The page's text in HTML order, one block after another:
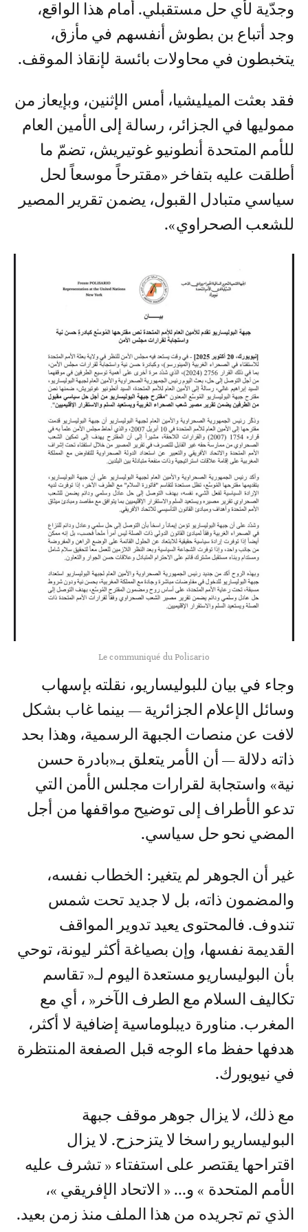
وجدّية لأي حل مستقبلي. أمام هذا الواقع،
وجد أتباع بن بطوش أنفسهم في مأزق،
يتخبطون في محاولات بائسة لإنقاذ الموقف.
فقد بعثت الميليشيا، أمس الإثنين، وبإيعاز من
مموليها في الجزائر، رسالة إلى الأمين العام
للأمم المتحدة أنطونيو غوتيريش، تضمّ ما
أطلقت عليه بتفاخر «مقترحاً موسعاً لحل
سياسي متبادل القبول، يضمن تقرير المصير
للشعب الصحراوي».
Le communiqué du Polisario
وجاء في بيان للبوليساريو، نقلته بإسهاب
وسائل الإعلام الجزائرية — بينما غاب بشكل
لافت عن منصات الجبهة الرسمية، وهذا بحد
ذاته دلالة — أن الأمر يتعلق بـ«بادرة حسن
نية» واستجابة لقرارات مجلس الأمن التي
تدعو الأطراف إلى توضيح مواقفها من أجل
المضي نحو حل سياسي.
غير أن الجوهر لم يتغير: الخطاب نفسه،
والمضمون ذاته، بل لا جديد تحت شمس
تندوف. فالمحتوى يعيد تدوير المواقف
القديمة نفسها، وإن بصياغة أكثر ليونة، توحي
بأن البوليساريو مستعدة اليوم لـ« تقاسم
تكاليف السلام مع الطرف الآخر« ، أي مع
المغرب. مناورة ديبلوماسية إضافية لا أكثر،
هدفها حفظ ماء الوجه قبل الصفعة المنتظرة
في نيويورك.
مع ذلك، لا يزال جوهر موقف جبهة
البوليساريو راسخا لا يتزحزح. لا يزال
اقتراحها يقتصر على استفتاء « تشرف عليه
الأمم المتحدة » و... « الاتحاد الإفريقي »،
الذي تم تجريده من هذا الملف منذ زمن بعيد.